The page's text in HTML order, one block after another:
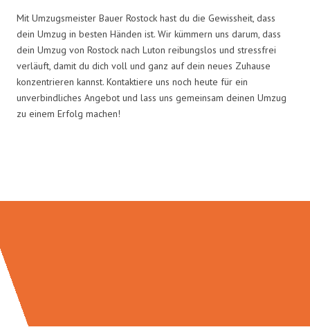
Mit Umzugsmeister Bauer Rostock hast du die Gewissheit, dass
dein Umzug in besten Händen ist. Wir kümmern uns darum, dass
dein Umzug von Rostock nach Luton reibungslos und stressfrei
verläuft, damit du dich voll und ganz auf dein neues Zuhause
konzentrieren kannst. Kontaktiere uns noch heute für ein
unverbindliches Angebot und lass uns gemeinsam deinen Umzug
zu einem Erfolg machen!